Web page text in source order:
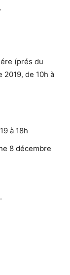
(prés du
2019, de 10h à
à 18h
8 décembre